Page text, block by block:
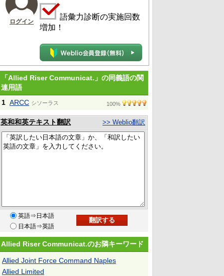
ログイン
語彙力診断の実施回数
増加！
「Allied Riser Communicat.」の同義語の関
連用語
1 ARCC シソーラス 100%
英和和英テキスト翻訳 >> Weblio翻訳
英語⇒日本語
日本語⇒英語
Allied Riser Communicat.のお隣キーワード
Allied Joint Force Command Naples
Allied Limited